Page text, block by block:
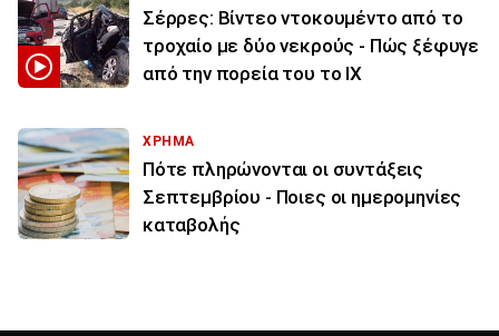
Σέρρες: Βίντεο ντοκουμέντο από το
τροχαίο με δύο νεκρούς - Πώς ξέφυγε
από την πορεία του το ΙΧ
ΧΡΗΜΑ
Πότε πληρώνονται οι συντάξεις
Σεπτεμβρίου - Ποιες οι ημερομηνίες
καταβολής